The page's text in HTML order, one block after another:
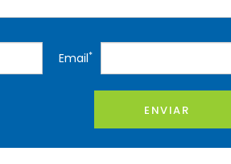
Email*
ENVIAR